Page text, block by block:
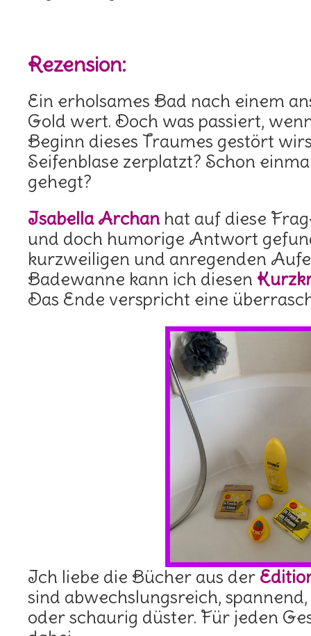
Rezension:
Ein erholsames Bad nach einem
Gold wert. Doch was passiert,
Beginn dieses Traumes gestört
Seifenblase zerplatzt? Schon
gehegt?
Isabella Archan hat auf diese
und doch humorige Antwort
kurzweiligen und anregenden
Badewanne kann ich diesen
Das Ende verspricht eine
Ich liebe die Bücher aus der
sind abwechslungsreich,
oder schaurig düster. Für jeden